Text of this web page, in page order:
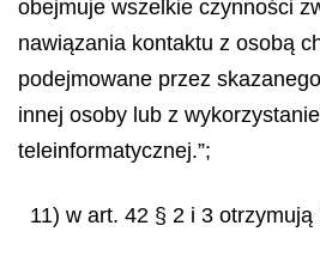
obejmuje wszelkie czynności
nawiązania kontaktu z osobą
podejmowane przez
innej osoby lub z
teleinformatycznej.”;
11) w art. 42 § 2 i 3 otrzymują